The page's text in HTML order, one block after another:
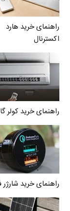
راهنمای خرید هارد
اکسترنال
راهنمای خرید کولر
راهنمای خرید